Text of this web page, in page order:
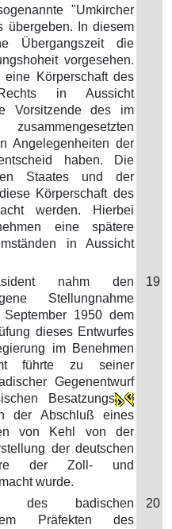
"Umkircher
übergeben. In diesem
Übergangszeit die
vorgesehen.
Körperschaft des
in Aussicht
Vorsitzende des im
Angelegenheiten der
haben. Die
Staates und der
Körperschaft des
werden. Hierbei
eine spätere
in Aussicht
nahm den
Stellungnahme
1950 dem
dieses Entwurfes
im Benehmen
führte zu seiner
Gegenentwurf
Besatzungs
der Abschluß eines
von Kehl von der
der deutschen
der Zoll- und
wurde.
19
des badischen
Präfekten des
20